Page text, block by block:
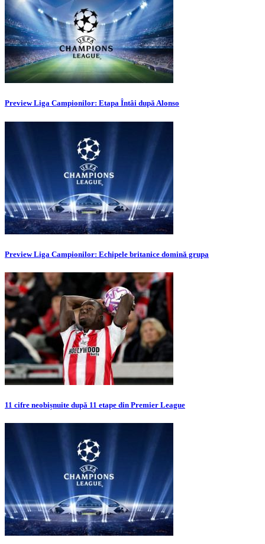
Preview Liga Campionilor: Etapa Întâi după Alonso
Preview Liga Campionilor: Echipele britanice domină grupa
11 cifre neobișnuite după 11 etape din Premier League